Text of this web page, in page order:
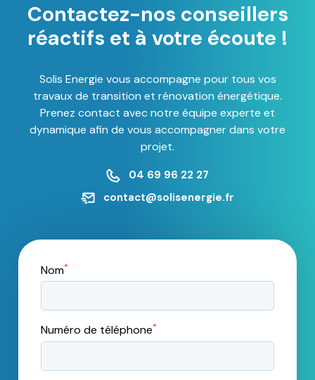
Contactez-nos conseillers
réactifs et à votre écoute !
Solis Energie vous accompagne pour tous vos
travaux de transition et rénovation énergétique.
Prenez contact avec notre équipe experte et
dynamique afin de vous accompagner dans votre
projet.
04 69 96 22 27
contact@solisenergie.fr
Nom*
Numéro de téléphone*